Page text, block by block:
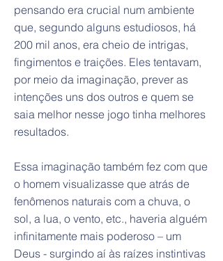
pensando era crucial num ambiente
que, segundo alguns estudiosos, há
200 mil anos, era cheio de intrigas,
fingimentos e traições. Eles tentavam,
por meio da imaginação, prever as
intenções uns dos outros e quem se
saia melhor nesse jogo tinha melhores
resultados.
Essa imaginação também fez com que
o homem visualizasse que atrás de
fenômenos naturais com a chuva, o
sol, a lua, o vento, etc., haveria alguém
infinitamente mais poderoso – um
Deus - surgindo aí às raízes instintivas